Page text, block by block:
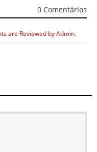
0 Comentários
are Reviewed by Admin.